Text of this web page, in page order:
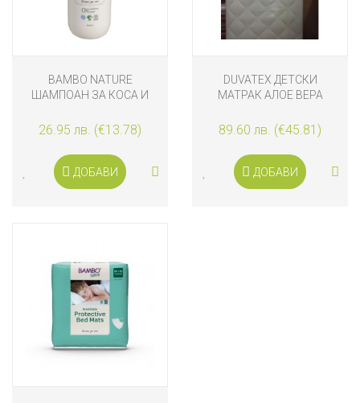
BAMBO NATURE
ШАМПОАН ЗА КОСА И
ML
26.95 лв. (€13.78)
ДОБАВИ
DUVATEX ДЕТСКИ
МАТРАК АЛОЕ ВЕРА
89.60 лв. (€45.81)
ДОБАВИ